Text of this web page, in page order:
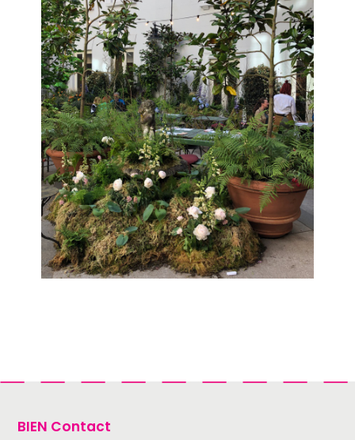
BIEN Contact